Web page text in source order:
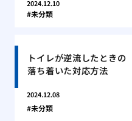
2024.12.10
未分類
トイレが逆流したときの
落ち着いた対応方法
2024.12.08
未分類